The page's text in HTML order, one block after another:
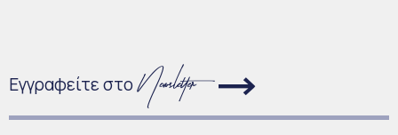
Εγγραφείτε στο